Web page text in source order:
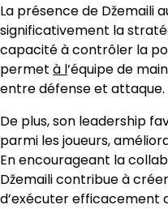
La présence de Džemaili
significativement la
capacité à contrôler la
permet à l’équipe de
entre défense et attaque.
De plus, son leadership
parmi les joueurs,
En encourageant la
Džemaili contribue à
d’exécuter efficacement